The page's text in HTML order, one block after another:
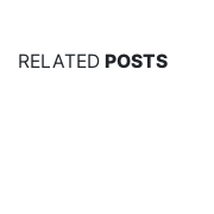
RELATED POSTS